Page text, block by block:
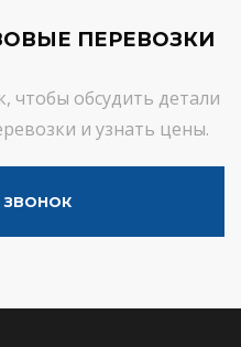
ПЕРЕВОЗКИ
чтобы обсудить детали
и узнать цены.
ЗВОНОК